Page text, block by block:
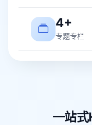
4+
专题专栏
一站